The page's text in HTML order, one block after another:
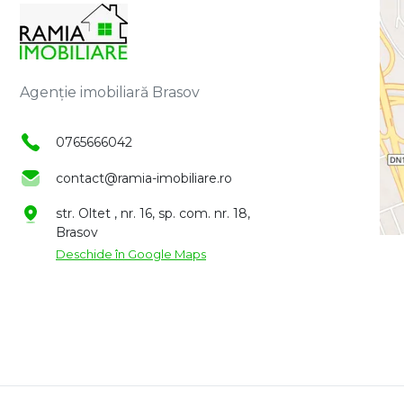
Agenție imobiliară Brasov
0765666042
contact@ramia-imobiliare.ro
str. Oltet , nr. 16, sp. com. nr. 18,
Brasov
Deschide în Google Maps